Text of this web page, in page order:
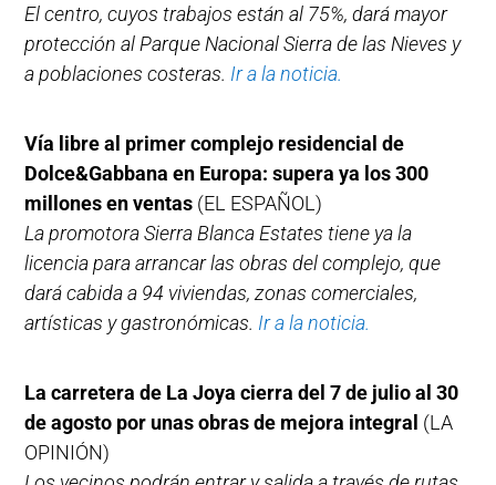
El centro, cuyos trabajos están al 75%, dará mayor
protección al Parque Nacional Sierra de las Nieves y
a poblaciones costeras. Ir a la noticia.
Vía libre al primer complejo residencial de
Dolce&Gabbana en Europa: supera ya los 300
millones en ventas (EL ESPAÑOL)
La promotora Sierra Blanca Estates tiene ya la
licencia para arrancar las obras del complejo, que
dará cabida a 94 viviendas, zonas comerciales,
artísticas y gastronómicas. Ir a la noticia.
La carretera de La Joya cierra del 7 de julio al 30
de agosto por unas obras de mejora integral (LA
OPINIÓN)